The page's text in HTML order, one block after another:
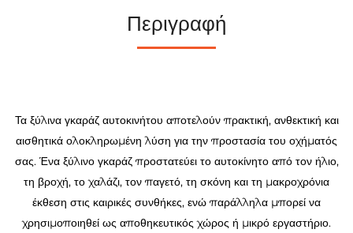
Περιγραφή
Τα ξύλινα γκαράζ αυτοκινήτου αποτελούν πρακτική, ανθεκτική και
αισθητικά ολοκληρωμένη λύση για την προστασία του οχήματός
σας. Ένα ξύλινο γκαράζ προστατεύει το αυτοκίνητο από τον ήλιο,
τη βροχή, το χαλάζι, τον παγετό, τη σκόνη και τη μακροχρόνια
έκθεση στις καιρικές συνθήκες, ενώ παράλληλα μπορεί να
χρησιμοποιηθεί ως αποθηκευτικός χώρος ή μικρό εργαστήριο.